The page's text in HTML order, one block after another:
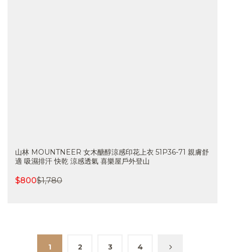
山林 MOUNTNEER 女木醣醇涼感印花上衣 51P36-71 親膚舒
適 吸濕排汗 快乾 涼感透氣 喜樂屋戶外登山
$800$1,780
1 2 3 4